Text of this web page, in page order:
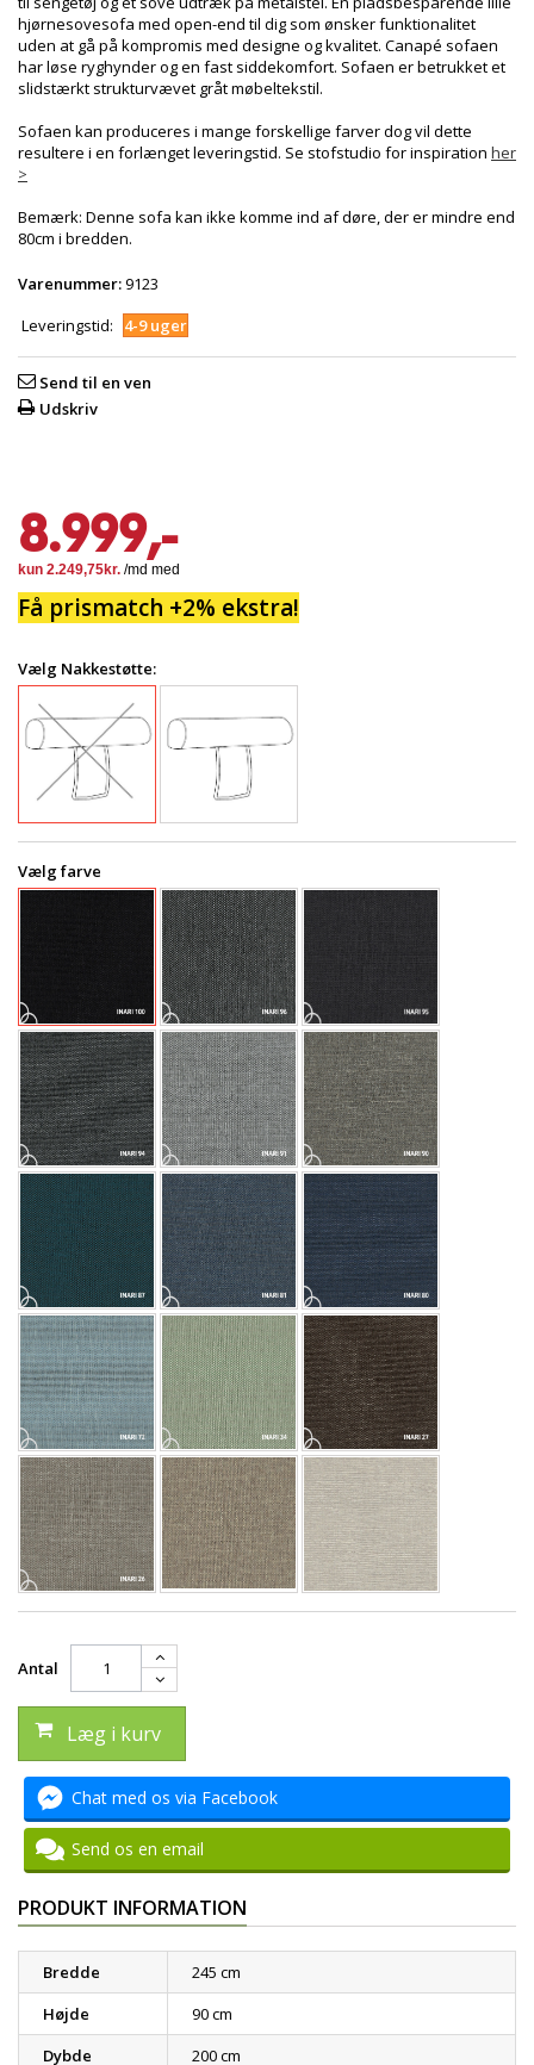
hjørnesovesofa med open-end til dig som ønsker funktionalitet
uden at gå på kompromis med designe og kvalitet. Canapé sofaen
har løse ryghynder og en fast siddekomfort. Sofaen er betrukket et
slidstærkt strukturvævet gråt møbeltekstil.
Sofaen kan produceres i mange forskellige farver dog vil dette
resultere i en forlænget leveringstid. Se stofstudio for inspiration her
>
Bemærk: Denne sofa kan ikke komme ind af døre, der er mindre end
80cm i bredden.
Varenummer:9123
Leveringstid:
4-9 uger
Send til en ven
Udskriv
8.999,-
Få prismatch +2% ekstra!
Vælg Nakkestøtte:
Vælg farve
Antal
Læg i kurv
Chat med os via Facebook
Send os en email
PRODUKT INFORMATION
Bredde
245 cm
Højde
90 cm
Dybde
200 cm